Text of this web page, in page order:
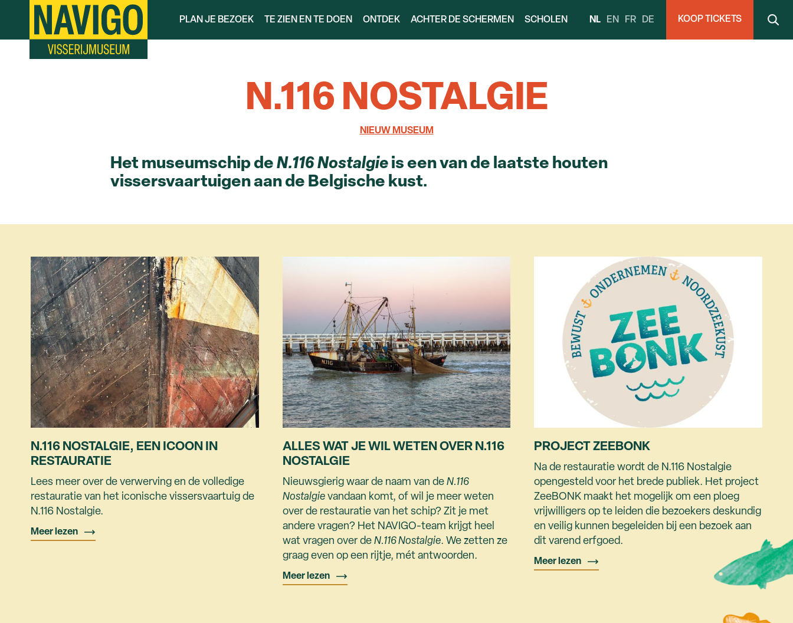
Overslaan
naar
PLAN JE BEZOEK TE ZIEN EN TE DOEN ONTDEK ACHTER DE SCHERMEN SCHOLEN NL EN FR DE KOOP TICKETS
N.116 NOSTALGIE
NIEUW MUSEUM
Het museumschip de N.116 Nostalgie is een van de laatste houten
vissersvaartuigen aan de Belgische kust.
N.116 NOSTALGIE, EEN ICOON IN
RESTAURATIE
Lees meer over de verwerving en de volledige
restauratie van het iconische vissersvaartuig de
N.116 Nostalgie.
Meer lezen
ALLES WAT JE WIL WETEN OVER N.116
NOSTALGIE
Nieuwsgierig waar de naam van de N.116
Nostalgievandaan komt, of wil je meer weten
over de restauratie van het schip? Zit je met
andere vragen? Het NAVIGO-team krijgt heel
wat vragen over de N.116 Nostalgie. We zetten ze
graag even op een rijtje, mét antwoorden.
Meer lezen
PROJECT ZEEBONK
Na de restauratie wordt de N.116 Nostalgie
opengesteld voor het brede publiek. Het project
ZeeBONK maakt het mogelijk om een ploeg
vrijwilligers op te leiden die bezoekers deskundig
en veilig kunnen begeleiden bij een bezoek aan
dit varend erfgoed.
Meer lezen